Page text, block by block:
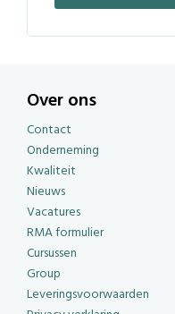
Over ons
Contact
Onderneming
Kwaliteit
Nieuws
Vacatures
RMA formulier
Cursussen
Group
Leveringsvoorwaarden